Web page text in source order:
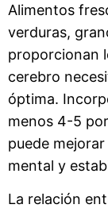
Alimentos
verduras,
proporcionan
cerebro
óptima.
menos 4-5
puede
mental y
La relación